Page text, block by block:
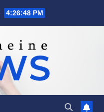
4:26:49 PM